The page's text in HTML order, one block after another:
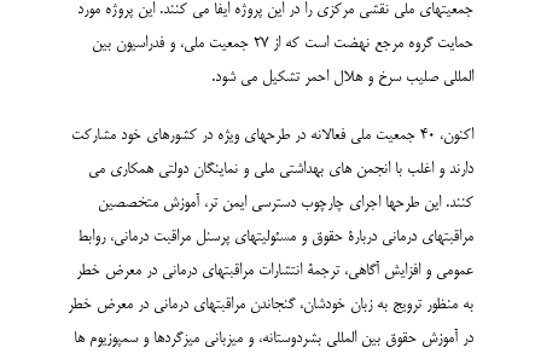
جمعیتهای ملی نقشی مرکزی را در این پروژه ایفا می کنند. این پروژه مورد
حمایت گروه مرجع نهضت است که از 27 جمعیت ملی، و فدراسیون بین
المللی صلیب سرخ و هلال احمر تشکیل می شود.
اکنون، 40 جمعیت ملی فعالانه در طرحهای ویژه در کشورهای خود مشارکت
دارند و اغلب با انجمن های بهداشتی ملی و نماینگان دولتی همکاری می
کنند. این طرحها اجرای چارچوب دسترسی ایمن تر، آموزش متخصصین
مراقبتهای درمانی دربارۀ حقوق و مسئولیتهای پرسنل مراقبت درمانی، روابط
عمومی و افزایش آگاهی، ترجمۀ انتشارات مراقبتهای درمانی در معرض خطر
به منظور ترویج به زبان خودشان، گنجاندن مراقبتهای درمانی در معرض خطر
در آموزش حقوق بین المللی بشردوستانه، و میزبانی میزگردها و سمپوزیوم ها